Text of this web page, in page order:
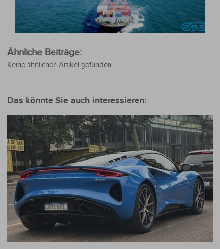
Ähnliche Beiträge:
Keine ähnlichen Artikel gefunden.
Das könnte Sie auch interessieren: